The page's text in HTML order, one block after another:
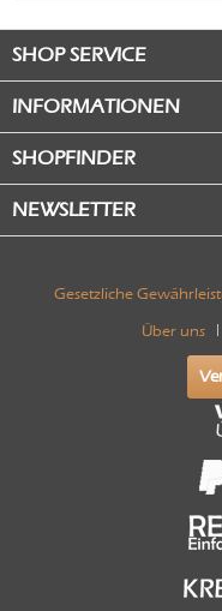
SHOP SERVICE
INFORMATIONEN
SHOPFINDER
NEWSLETTER
Gesetzliche
Über uns